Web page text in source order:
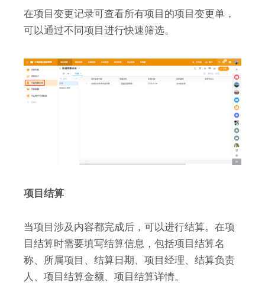
在项目变更记录可查看所有项目的项目变更单，
可以通过不同项目进行快速筛选。
项目结算
当项目涉及内容都完成后，可以进行结算。在项
目结算时需要填写结算信息，包括项目结算名
称、所属项目、结算日期、项目经理、结算负责
人、项目结算金额、项目结算详情。